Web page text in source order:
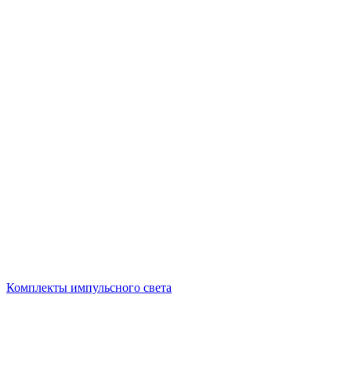
Комплекты импульсного света